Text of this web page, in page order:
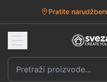
Pratite